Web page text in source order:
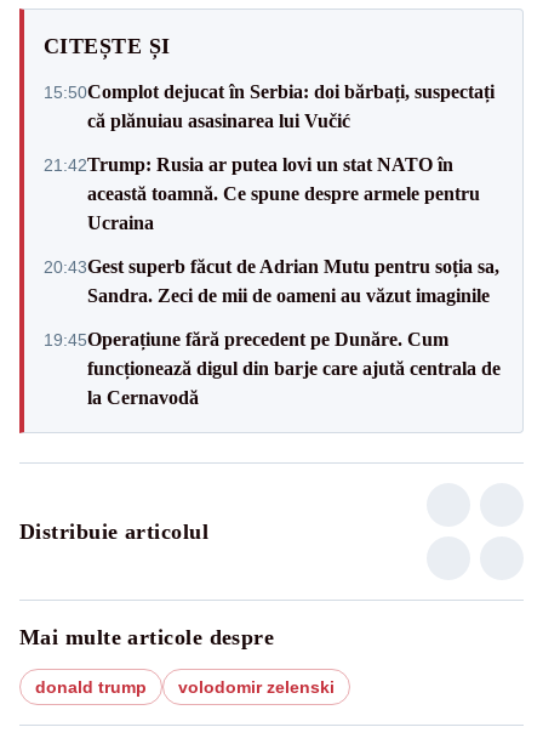
CITEȘTE ȘI
15:50Complot dejucat în Serbia: doi bărbați, suspectați
că plănuiau asasinarea lui Vučić
21:42Trump: Rusia ar putea lovi un stat NATO în
această toamnă. Ce spune despre armele pentru
Ucraina
20:43Gest superb făcut de Adrian Mutu pentru soția sa,
Sandra. Zeci de mii de oameni au văzut imaginile
19:45Operațiune fără precedent pe Dunăre. Cum
funcționează digul din barje care ajută centrala de
la Cernavodă
Distribuie articolul
Mai multe articole despre
donald trump volodomir zelenski